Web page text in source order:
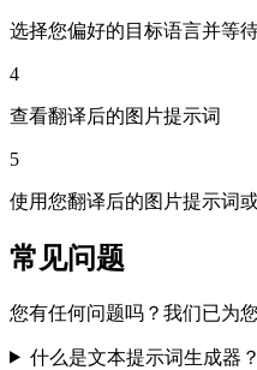
选择您偏好的目标语言并等
4
查看翻译后的图片提示词
5
使用您翻译后的图片提示词
常见问题
您有任何问题吗？我们已为您
什么是文本提示词生成器？